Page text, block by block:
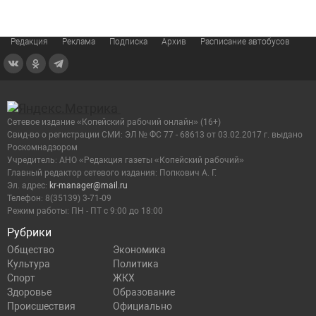
Редакция Реклама Подписка Архив Расписание автобусов
Рубрики
Общество
Экономика
Культура
Политика
Спорт
ЖКХ
Здоровье
Образование
Происшествия
Официально
Сетевое издание «Копейский рабочий онлайн» (16+)
Cвид-во о регистрации СМИ: ЭЛ № ФС 77 - 68613 от 03.02.2017 г. выдано
Роскомнадзором
Учредитель: АНО «Редакция газеты «Копейский рабочий»
Главный редактор сетевого издания: Попкович А. Г.
Эл. адрес: kr-manager@mail.ru
Телефон: 8(35139) 3-71-09
Режим работы: ПН - ПТ с 9:00 до 18:00